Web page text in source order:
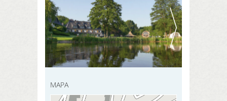
REGISTRARSE AQUÍ
BUSCAR
MAPA